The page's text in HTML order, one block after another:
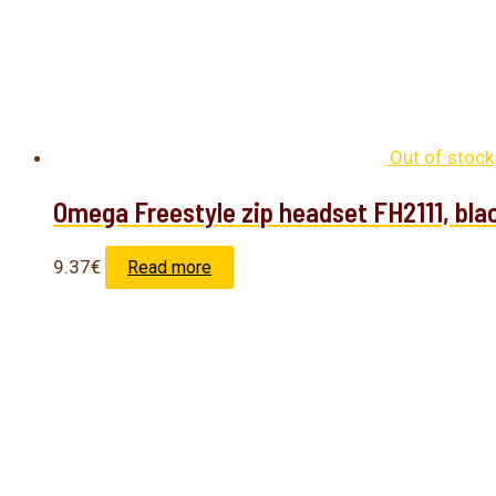
Out of stock
Omega Freestyle zip headset FH2111,
9.37€ Read more